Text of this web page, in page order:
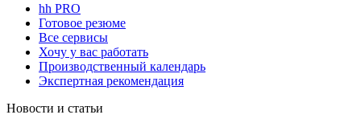
hh PRO
Готовое резюме
Все сервисы
Хочу у вас работать
Производственный календарь
Экспертная рекомендация
Новости и статьи